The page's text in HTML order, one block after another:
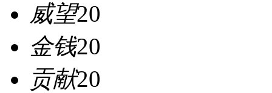
威望20
金钱20
贡献20